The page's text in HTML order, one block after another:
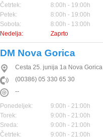
Četrtek:
8:00h - 19:00h
Petek:
8:00h - 19:00h
Sobota:
8:00h - 13:00h
Nedelja:
Zaprto
DM Nova Gorica
Cesta 25. junija 1a Nova Gorica
(00386) 05 330 65 30
--
Ponedeljek:
9:00h - 21:00h
Torek:
9:00h - 21:00h
Sreda:
9:00h - 21:00h
Četrtek:
9:00h - 21:00h